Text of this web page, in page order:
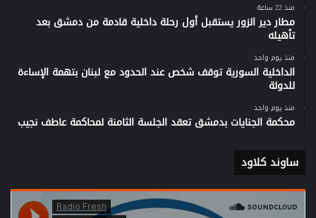
منذ 22 ساعة
مطار دير الزور يستقبل أول رحلة داخلية قادمة من دمشق بعد
تأهيله
منذ يوم واحد
الداخلية السورية توقف شخص عند الحدود مع لبنان بتهمة الإساءة
للدولة
منذ يوم واحد
محكمة الجنايات بدمشق تعقد الجلسة الثامنة لمحاكمة عاطف نجيب
ساوند كلاود